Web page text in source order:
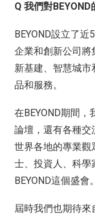
Q 我們對BEYOND
BEYOND設立了
企業和創新公司將
新基建、智慧城
品和服務。
在BEYOND期間
論壇，還有各種交
世界各地的專業觀
士、投資人、科學
BEYOND這個盛會。
屆時我們也期待